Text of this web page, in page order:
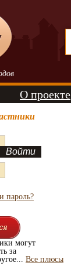
О проекте
пароль?
могут
за
Все плюсы